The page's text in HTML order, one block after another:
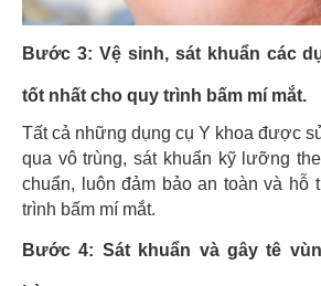
Bước 3: Vệ sinh, sát khuẩn các
tốt nhất cho quy trình bấm mí mắt.
Tất cả những dụng cụ Y khoa được
qua vô trùng, sát khuẩn kỹ lưỡng
chuẩn, luôn đảm bảo an toàn và hỗ
trình bấm mí mắt.
Bước 4: Sát khuẩn và gây tê